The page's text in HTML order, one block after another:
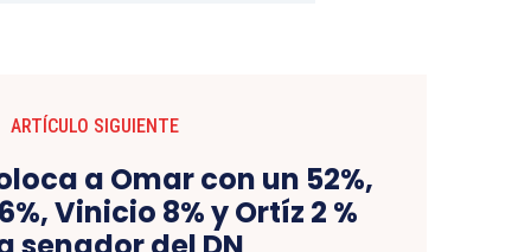
ARTÍCULO SIGUIENTE